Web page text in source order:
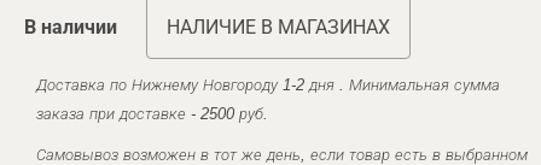
В наличии НАЛИЧИЕ В МАГАЗИНАХ
Доставка по Нижнему Новгороду 1-2 дня . Минимальная сумма
заказа при доставке - 2500 руб.
Самовывоз возможен в тот же день, если товар есть в выбранном